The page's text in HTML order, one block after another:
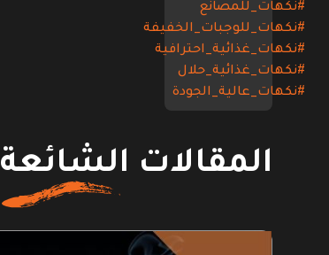
#نكهات_للمصانع
#نكهات_للوجبات_الخفيفة
#نكهات_غذائية_احترافية
#نكهات_غذائية_حلال
#نكهات_عالية_الجودة
المقالات الشائعة